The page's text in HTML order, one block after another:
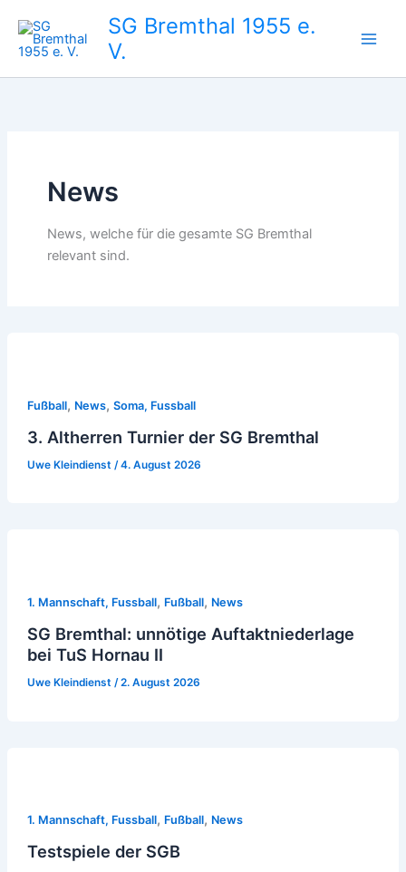
Inhalt
springen
SG Bremthal 1955 e.
V.
News
News, welche für die gesamte SG Bremthal
relevant sind.
Fußball, News, Soma, Fussball
3. Altherren Turnier der SG Bremthal
Uwe Kleindienst /4. August 2026
1. Mannschaft, Fussball, Fußball, News
SG Bremthal: unnötige Auftaktniederlage
bei TuS Hornau II
Uwe Kleindienst /2. August 2026
1. Mannschaft, Fussball, Fußball, News
Testspiele der SGB